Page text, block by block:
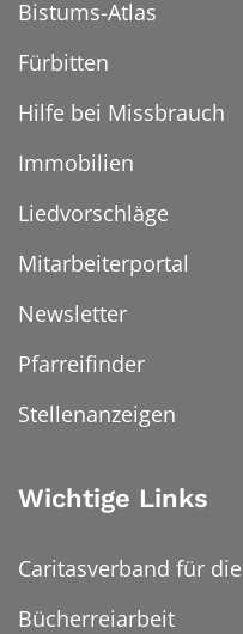
Bistums-Atlas
Fürbitten
Hilfe bei Missbrauch
Immobilien
Liedvorschläge
Mitarbeiterportal
Newsletter
Pfarreifinder
Stellenanzeigen
Wichtige Links
Caritasverband für
Bücherreiarbeit